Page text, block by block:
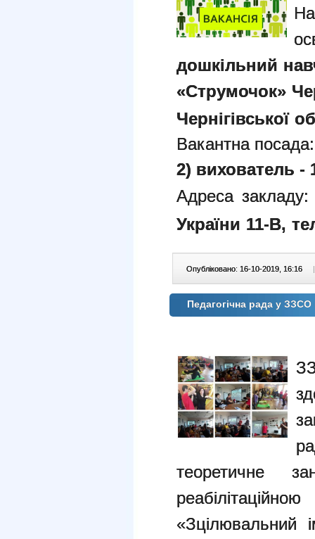
дошкільний
«Струмочок»
Чернігівської
Вакантна
2) вихователь -
Адреса
України 11-В,
Опубліковано: 16-10-2019, 16:16 |
Педагогічна рада у
теоретичне
«Зцілювальний